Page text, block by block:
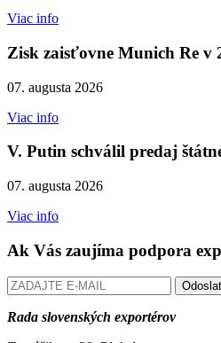
Viac info
Zisk zaisťovne Munich Re v
07. augusta 2026
Viac info
V. Putin schválil predaj
07. augusta 2026
Viac info
Ak Vás zaujíma podpora
Rada slovenských exportérov